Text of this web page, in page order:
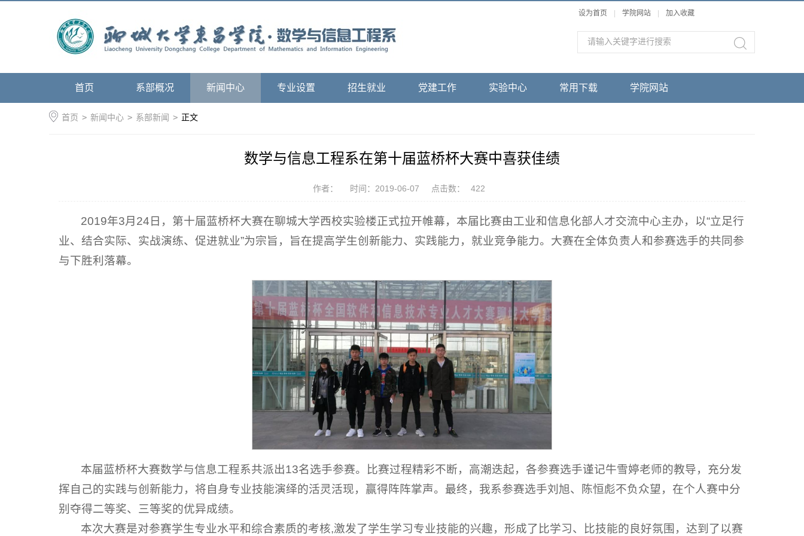
设为首页 学院网站 加入收藏
首页 系部概况 新闻中心 专业设置 招生就业 党建工作 实验中心 常用下载 学院网站
首页 > 新闻中心 > 系部新闻 > 正文
数学与信息工程系在第十届蓝桥杯大赛中喜获佳绩
作者： 时间：2019-06-07 点击数： 422
2019年3月24日，第十届蓝桥杯大赛在聊城大学西校实验楼正式拉开帷幕，本届比赛由工业和信息化部人才交流中心主办，以“立足行
业、结合实际、实战演练、促进就业”为宗旨，旨在提高学生创新能力、实践能力，就业竞争能力。大赛在全体负责人和参赛选手的共同参
与下胜利落幕。
本届蓝桥杯大赛数学与信息工程系共派出13名选手参赛。比赛过程精彩不断，高潮迭起，各参赛选手谨记牛雪婷老师的教导，充分发
挥自己的实践与创新能力，将自身专业技能演绎的活灵活现，赢得阵阵掌声。最终，我系参赛选手刘旭、陈恒彪不负众望，在个人赛中分
别夺得二等奖、三等奖的优异成绩。
本次大赛是对参赛学生专业水平和综合素质的考核,激发了学生学习专业技能的兴趣，形成了比学习、比技能的良好氛围，达到了以赛